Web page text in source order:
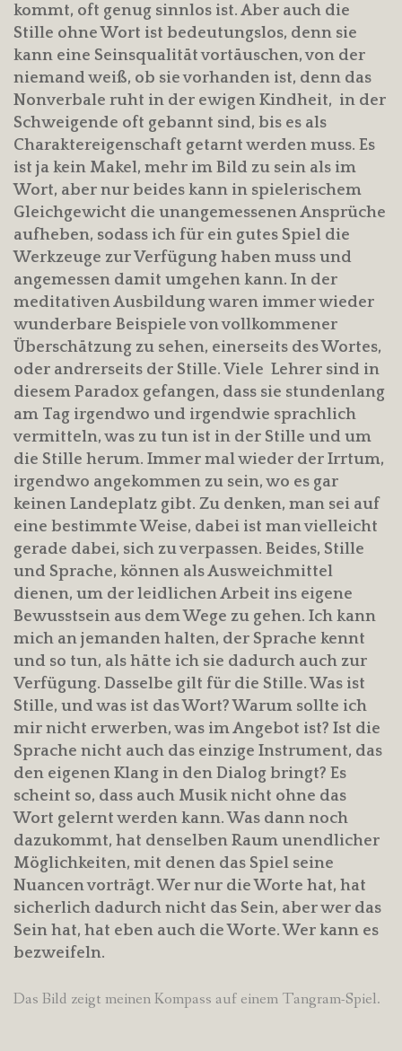
kommt, oft genug sinnlos ist. Aber auch die
Stille ohne Wort ist bedeutungslos, denn sie
kann eine Seinsqualität vortäuschen, von der
niemand weiß, ob sie vorhanden ist, denn das
Nonverbale ruht in der ewigen Kindheit, in der
Schweigende oft gebannt sind, bis es als
Charaktereigenschaft getarnt werden muss. Es
ist ja kein Makel, mehr im Bild zu sein als im
Wort, aber nur beides kann in spielerischem
Gleichgewicht die unangemessenen Ansprüche
aufheben, sodass ich für ein gutes Spiel die
Werkzeuge zur Verfügung haben muss und
angemessen damit umgehen kann. In der
meditativen Ausbildung waren immer wieder
wunderbare Beispiele von vollkommener
Überschätzung zu sehen, einerseits des Wortes,
oder andrerseits der Stille. Viele Lehrer sind in
diesem Paradox gefangen, dass sie stundenlang
am Tag irgendwo und irgendwie sprachlich
vermitteln, was zu tun ist in der Stille und um
die Stille herum. Immer mal wieder der Irrtum,
irgendwo angekommen zu sein, wo es gar
keinen Landeplatz gibt. Zu denken, man sei auf
eine bestimmte Weise, dabei ist man vielleicht
gerade dabei, sich zu verpassen. Beides, Stille
und Sprache, können als Ausweichmittel
dienen, um der leidlichen Arbeit ins eigene
Bewusstsein aus dem Wege zu gehen. Ich kann
mich an jemanden halten, der Sprache kennt
und so tun, als hätte ich sie dadurch auch zur
Verfügung. Dasselbe gilt für die Stille. Was ist
Stille, und was ist das Wort? Warum sollte ich
mir nicht erwerben, was im Angebot ist? Ist die
Sprache nicht auch das einzige Instrument, das
den eigenen Klang in den Dialog bringt? Es
scheint so, dass auch Musik nicht ohne das
Wort gelernt werden kann. Was dann noch
dazukommt, hat denselben Raum unendlicher
Möglichkeiten, mit denen das Spiel seine
Nuancen vorträgt. Wer nur die Worte hat, hat
sicherlich dadurch nicht das Sein, aber wer das
Sein hat, hat eben auch die Worte. Wer kann es
bezweifeln.
Das Bild zeigt meinen Kompass auf einem Tangram-Spiel.